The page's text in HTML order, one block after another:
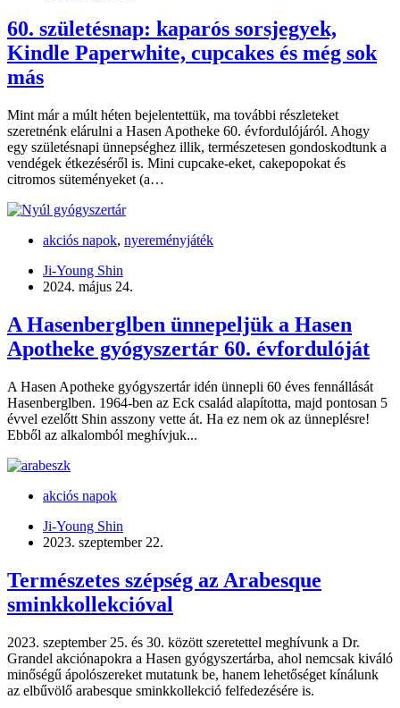
60. születésnap: kaparós sorsjegyek,
Kindle Paperwhite, cupcakes és még sok
más
Mint már a múlt héten bejelentettük, ma további részleteket
szeretnénk elárulni a Hasen Apotheke 60. évfordulójáról. Ahogy
egy születésnapi ünnepséghez illik, természetesen gondoskodtunk a
vendégek étkezéséről is. Mini cupcake-eket, cakepopokat és
citromos süteményeket (a…
akciós napok, nyereményjáték
Ji-Young Shin
2024. május 24.
A Hasenberglben ünnepeljük a Hasen
Apotheke gyógyszertár 60. évfordulóját
A Hasen Apotheke gyógyszertár idén ünnepli 60 éves fennállását
Hasenberglben. 1964-ben az Eck család alapította, majd pontosan 5
évvel ezelőtt Shin asszony vette át. Ha ez nem ok az ünneplésre!
Ebből az alkalomból meghívjuk...
akciós napok
Ji-Young Shin
2023. szeptember 22.
Természetes szépség az Arabesque
sminkkollekcióval
2023. szeptember 25. és 30. között szeretettel meghívunk a Dr.
Grandel akciónapokra a Hasen gyógyszertárba, ahol nemcsak kiváló
minőségű ápolószereket mutatunk be, hanem lehetőséget kínálunk
az elbűvölő arabesque sminkkollekció felfedezésére is.